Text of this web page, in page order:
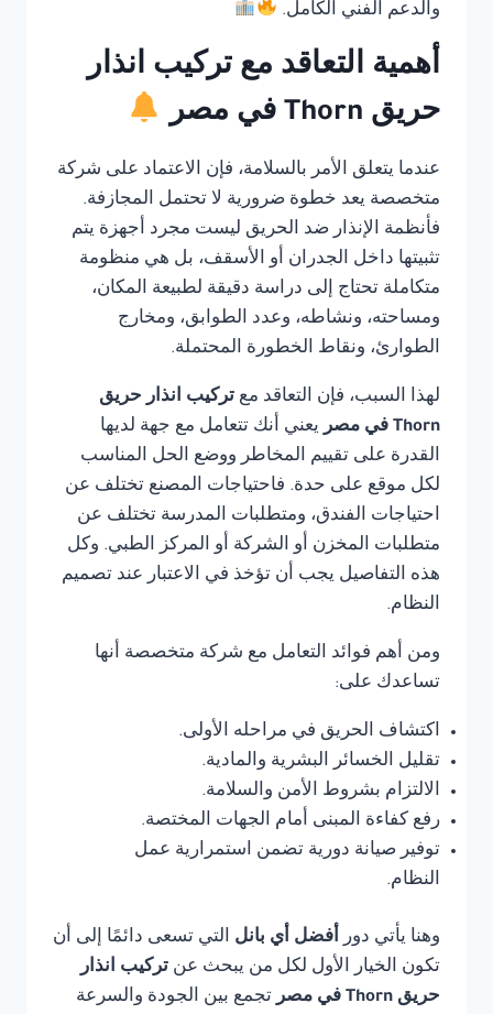
والدعم الفني الكامل.
أهمية التعاقد مع تركيب انذار
حريق Thorn في مصر
عندما يتعلق الأمر بالسلامة، فإن الاعتماد على شركة
متخصصة يعد خطوة ضرورية لا تحتمل المجازفة.
فأنظمة الإنذار ضد الحريق ليست مجرد أجهزة يتم
تثبيتها داخل الجدران أو الأسقف، بل هي منظومة
متكاملة تحتاج إلى دراسة دقيقة لطبيعة المكان،
ومساحته، ونشاطه، وعدد الطوابق، ومخارج
الطوارئ، ونقاط الخطورة المحتملة.
لهذا السبب، فإن التعاقد مع تركيب انذار حريق
Thorn في مصر
يعني أنك تتعامل مع جهة لديها
القدرة على تقييم المخاطر ووضع الحل المناسب
لكل موقع على حدة. فاحتياجات المصنع تختلف عن
احتياجات الفندق، ومتطلبات المدرسة تختلف عن
متطلبات المخزن أو الشركة أو المركز الطبي. وكل
هذه التفاصيل يجب أن تؤخذ في الاعتبار عند تصميم
النظام.
ومن أهم فوائد التعامل مع شركة متخصصة أنها
تساعدك على:
اكتشاف الحريق في مراحله الأولى.
تقليل الخسائر البشرية والمادية.
الالتزام بشروط الأمن والسلامة.
رفع كفاءة المبنى أمام الجهات المختصة.
توفير صيانة دورية تضمن استمرارية عمل
النظام.
وهنا يأتي دور أفضل أي بانل التي تسعى دائمًا إلى أن
تكون الخيار الأول لكل من يبحث عن تركيب انذار
حريق Thorn في مصر
تجمع بين الجودة والسرعة